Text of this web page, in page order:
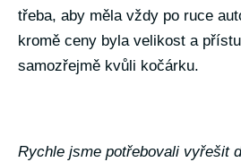
třeba, aby měla vždy po ruce
kromě ceny byla velikost a
samozřejmě kvůli kočárku.
Rychle jsme potřebovali vyřešit